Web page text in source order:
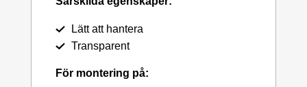
Lätt att hantera
Transparent
För montering på: